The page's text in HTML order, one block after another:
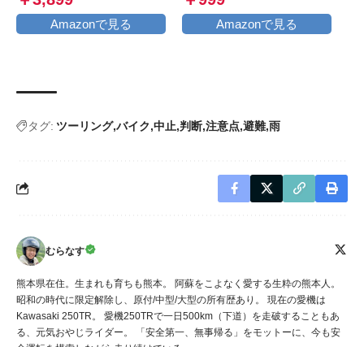
ク L
Amazonで見る Amazonで見る
タグ: ツーリング バイク 中止 判断 注意点 避難 雨
むらなす
熊本県在住。生まれも育ちも熊本。 阿蘇をこよなく愛する生粋の熊本人。
昭和の時代に限定解除し、原付/中型/大型の所有歴あり。 現在の愛機は
Kawasaki 250TR。 愛機250TRで一日500km（下道）を走破することもあ
る、元気おやじライダー。 「安全第一、無事帰る」をモットーに、今も安